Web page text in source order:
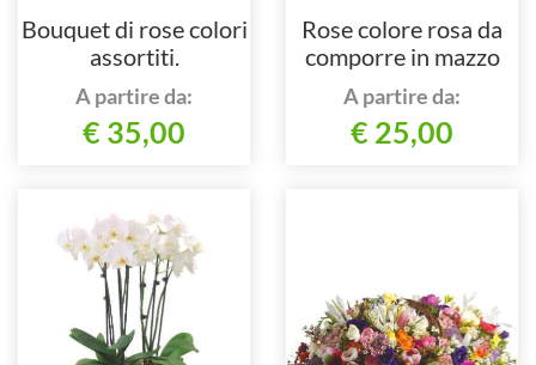
Bouquet di rose colori
assortiti.
A partire da:
€ 35,00
Rose colore rosa da
comporre in mazzo
per numero di steli.
A partire da:
€ 25,00